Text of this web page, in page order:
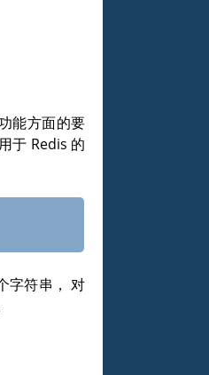
能方面的要
于 Redis 的
字符串， 对